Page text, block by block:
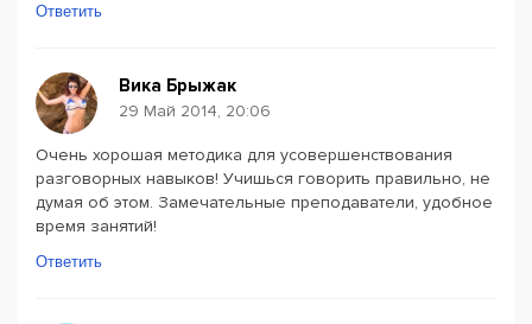
Ответить
Вика Брыжак
29 Май 2014, 20:06
Очень хорошая методика для усовершенствования
разговорных навыков! Учишься говорить правильно, не
думая об этом. Замечательные преподаватели, удобное
время занятий!
Ответить